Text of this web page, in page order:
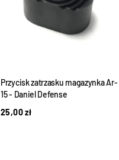
Przycisk zatrzasku magazynka Ar-
15 - Daniel Defense
25,00zł